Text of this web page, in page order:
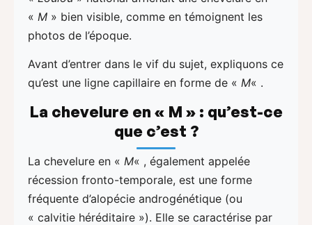
« M » bien visible, comme en témoignent les
photos de l’époque.
Avant d’entrer dans le vif du sujet, expliquons ce
qu’est une ligne capillaire en forme de « M« .
La chevelure en « M » : qu’est-ce
que c’est ?
La chevelure en « M« , également appelée
récession fronto-temporale, est une forme
fréquente d’alopécie androgénétique (ou
« calvitie héréditaire »). Elle se caractérise par